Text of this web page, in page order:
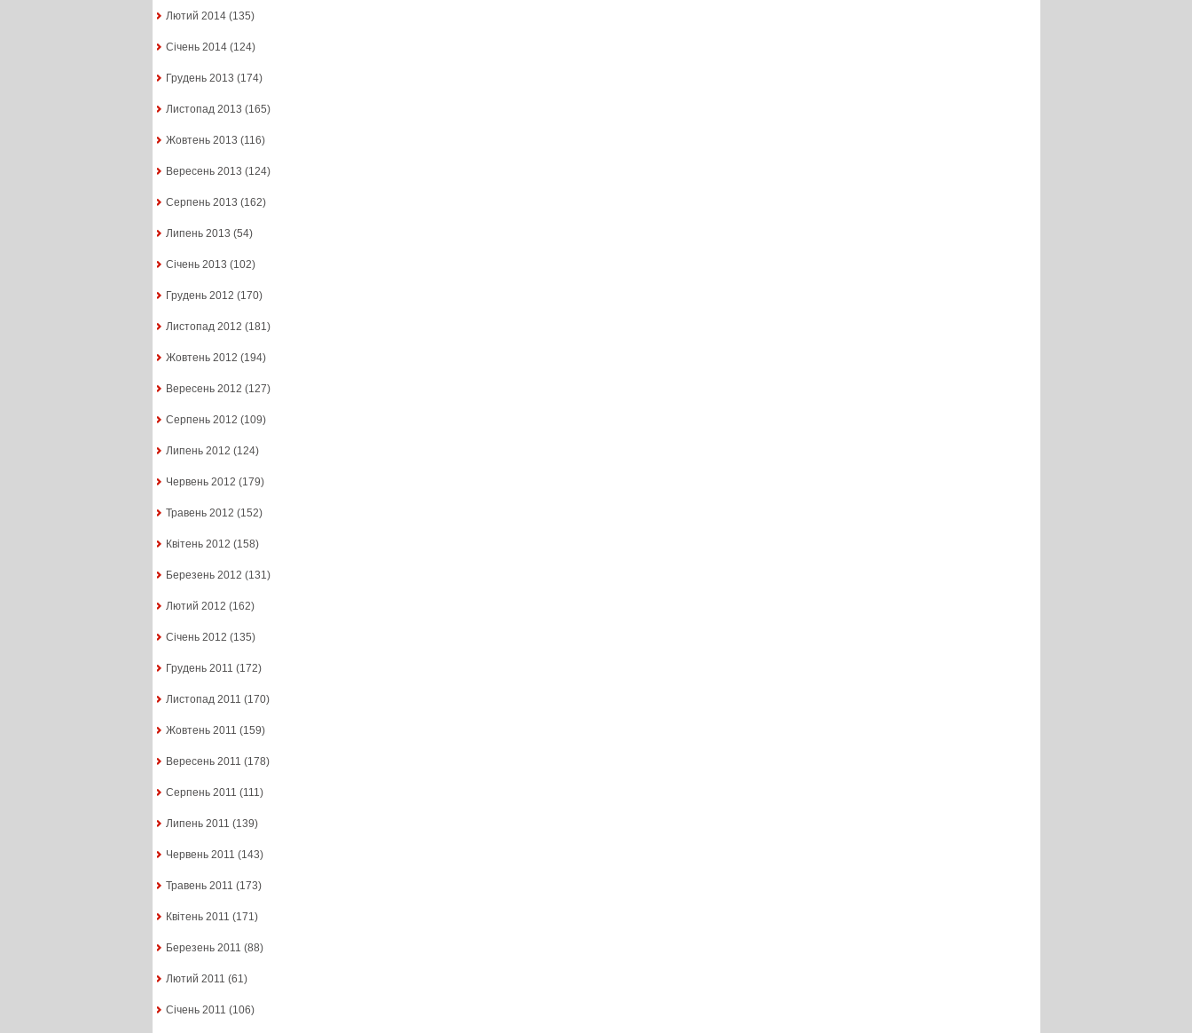
Лютий 2014(135)
Січень 2014(124)
Грудень 2013 (174)
Листопад 2013 (165)
Жовтень 2013 (116)
Вересень 2013 (124)
Серпень 2013 (162)
Липень 2013 (54)
Січень 2013 (102)
Грудень 2012 (170)
Листопад 2012 (181)
Жовтень 2012 (194)
Вересень 2012 (127)
Серпень 2012 (109)
Липень 2012 (124)
Червень 2012 (179)
Травень 2012 (152)
Квітень 2012 (158)
Березень 2012 (131)
Лютий 2012 (162)
Січень 2012 (135)
Грудень 2011 (172)
Листопад 2011 (170)
Жовтень 2011 (159)
Вересень 2011 (178)
Серпень 2011 (111)
Липень 2011 (139)
Червень 2011 (143)
Травень 2011 (173)
Квітень 2011 (171)
Березень 2011 (88)
Лютий 2011 (61)
Січень 2011 (106)